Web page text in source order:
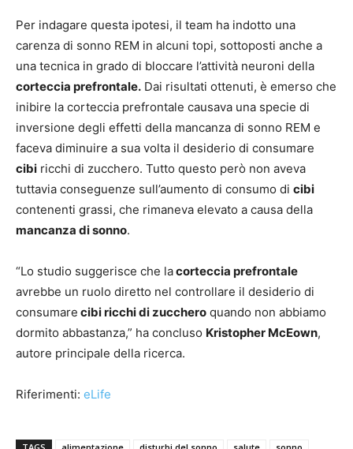
Per indagare questa ipotesi, il team ha indotto una
carenza di sonno REM in alcuni topi, sottoposti anche a
una tecnica in grado di bloccare l’attività neuroni della
corteccia prefrontale. Dai risultati ottenuti, è emerso che
inibire la corteccia prefrontale causava una specie di
inversione degli effetti della mancanza di sonno REM e
faceva diminuire a sua volta il desiderio di consumare
cibi ricchi di zucchero. Tutto questo però non aveva
tuttavia conseguenze sull’aumento di consumo di cibi
contenenti grassi, che rimaneva elevato a causa della
mancanza di sonno.
“Lo studio suggerisce che lacorteccia prefrontale
avrebbe un ruolo diretto nel controllare il desiderio di
consumare cibi ricchi di zucchero quando non abbiamo
dormito abbastanza,” ha concluso Kristopher McEown,
autore principale della ricerca.
Riferimenti: eLife